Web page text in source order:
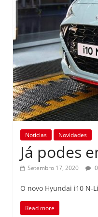
Notícias Novidades
Já podes
Setembro 17, 2020
O novo Hyundai i10 N-
Read more